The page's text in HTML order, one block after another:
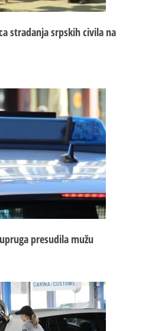
stradanja srpskih civila na
presudila mužu